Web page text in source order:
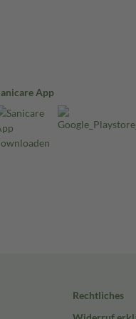
App
Rechtliches